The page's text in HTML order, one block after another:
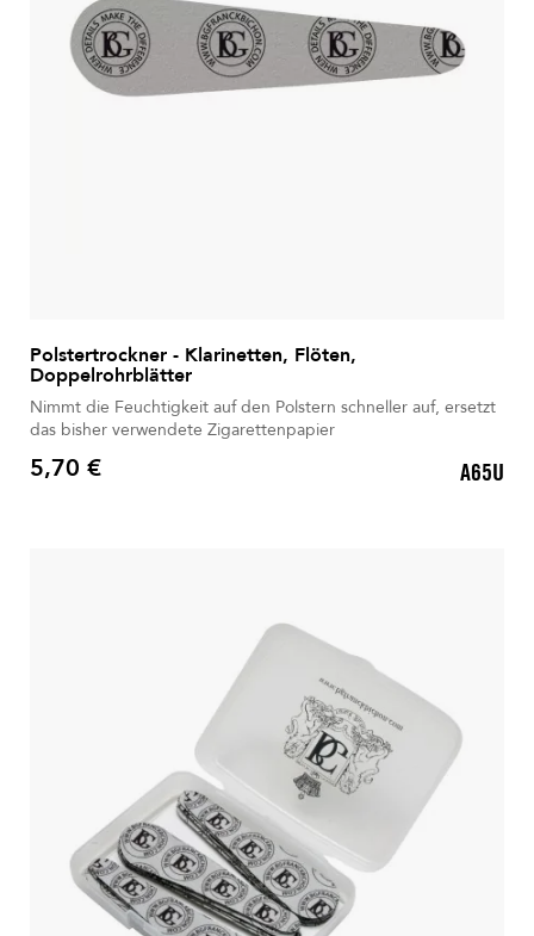
Polstertrockner - Klarinetten, Flöten,
Doppelrohrblätter
Nimmt die Feuchtigkeit auf den Polstern schneller auf, ersetzt
das bisher verwendete Zigarettenpapier
Preis
5,70 € A65U